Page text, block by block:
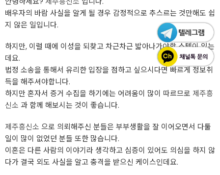
배우자의 바람 사실을 알게 될 경우 감정적으로 추스르는 것만해도 쉽
지 않은 일입니다.
하지만, 이럴 때에 이성을 되찾고 차근차근 밟아나가야할 스텝이 있는
데요.
법정 소송을 통해서 유리한 입장을 점하고 싶으시다면 빠르게 정보취
득을 해주셔야합니다.
하지만 혼자서 증거 수집을 하기에는 어려움이 많이 따르므로 제주흥
신소 과 함께 해보시는 것이 좋습니다.
제주흥신소 으로 의뢰해주신 분들은 부부생활을 잘 이어오면서 다툴
일이 많이 없었던 분들 또한 많습니다.
이혼은 다른 사람의 이야기라 생각하고 심증이 있어도 의심을 하지 않
다가 결국 외도 사실을 알고 충격을 받으신 케이스인데요.